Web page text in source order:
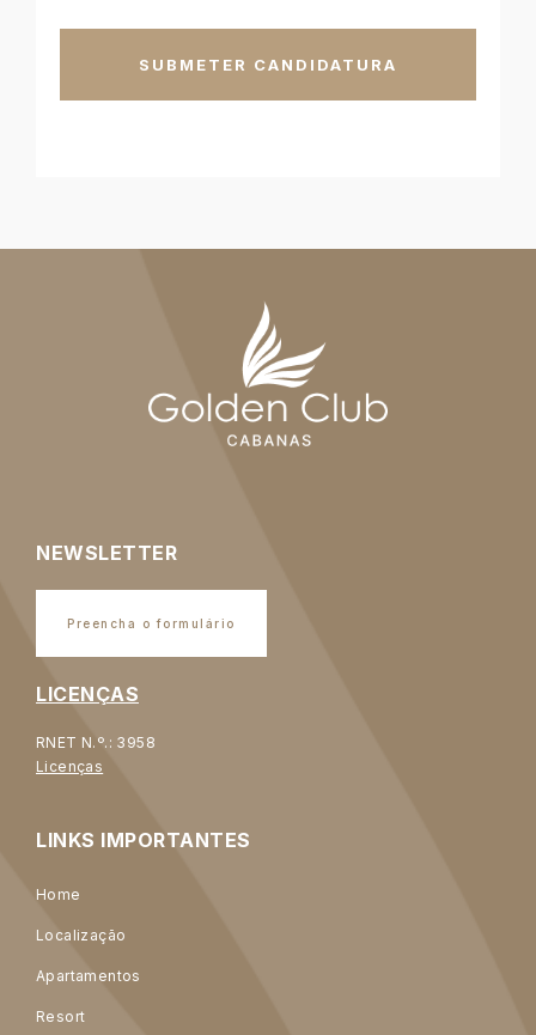
NEWSLETTER
Preencha o formulário
LICENÇAS
RNET N.º.: 3958
Licenças
LINKS IMPORTANTES
Home
Localização
Apartamentos
Resort